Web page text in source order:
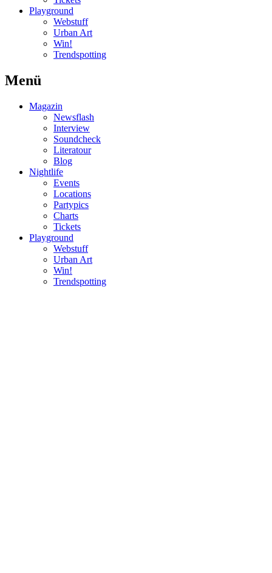
Playground
Webstuff
Urban Art
Win!
Trendspotting
Menü
Magazin
Newsflash
Interview
Soundcheck
Literatour
Blog
Nightlife
Events
Locations
Partypics
Charts
Tickets
Playground
Webstuff
Urban Art
Win!
Trendspotting